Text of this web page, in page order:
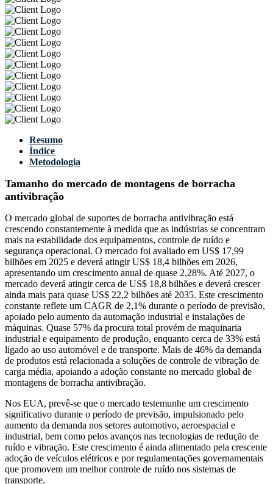
Resumo
Índice
Metodologia
Tamanho do mercado de montagens de borracha
antivibração
O mercado global de suportes de borracha antivibração está
crescendo constantemente à medida que as indústrias se concentram
mais na estabilidade dos equipamentos, controle de ruído e
segurança operacional. O mercado foi avaliado em US$ 17,99
bilhões em 2025 e deverá atingir US$ 18,4 bilhões em 2026,
apresentando um crescimento anual de quase 2,28%. Até 2027, o
mercado deverá atingir cerca de US$ 18,8 bilhões e deverá crescer
ainda mais para quase US$ 22,2 bilhões até 2035. Este crescimento
constante reflete um CAGR de 2,1% durante o período de previsão,
apoiado pelo aumento da automação industrial e instalações de
máquinas. Quase 57% da procura total provém de maquinaria
industrial e equipamento de produção, enquanto cerca de 33% está
ligado ao uso automóvel e de transporte. Mais de 46% da demanda
de produtos está relacionada a soluções de controle de vibração de
carga média, apoiando a adoção constante no mercado global de
montagens de borracha antivibração.
Nos EUA, prevê-se que o mercado testemunhe um crescimento
significativo durante o período de previsão, impulsionado pelo
aumento da demanda nos setores automotivo, aeroespacial e
industrial, bem como pelos avanços nas tecnologias de redução de
ruído e vibração. Este crescimento é ainda alimentado pela crescente
adoção de veículos elétricos e por regulamentações governamentais
que promovem um melhor controle de ruído nos sistemas de
transporte.